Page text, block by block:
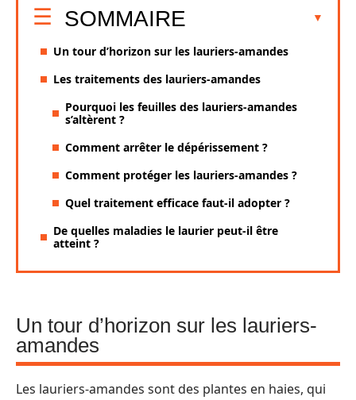
SOMMAIRE
Un tour d’horizon sur les lauriers-amandes
Les traitements des lauriers-amandes
Pourquoi les feuilles des lauriers-amandes
s’altèrent ?
Comment arrêter le dépérissement ?
Comment protéger les lauriers-amandes ?
Quel traitement efficace faut-il adopter ?
De quelles maladies le laurier peut-il être
atteint ?
Un tour d’horizon sur les lauriers-
amandes
Les lauriers-amandes sont des plantes en haies, qui